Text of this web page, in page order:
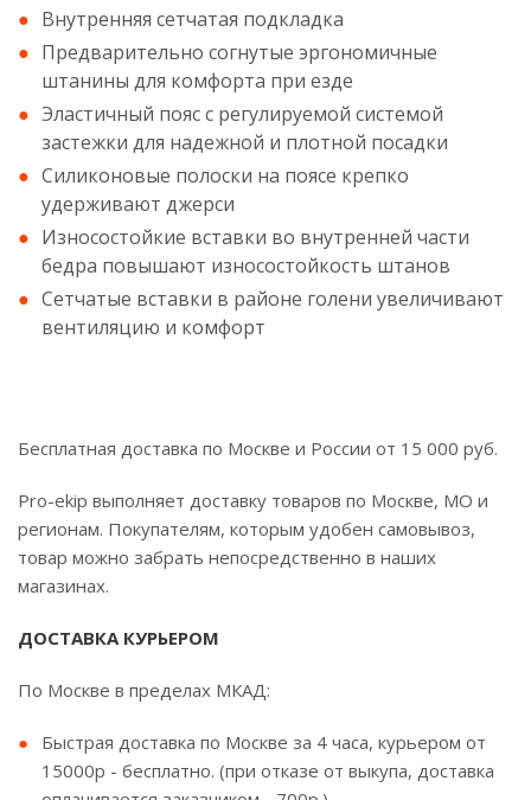
Внутренняя сетчатая подкладка
Предварительно согнутые эргономичные
штанины для комфорта при езде
Эластичный пояс с регулируемой системой
застежки для надежной и плотной посадки
Силиконовые полоски на поясе крепко
удерживают джерси
Износостойкие вставки во внутренней части
бедра повышают износостойкость штанов
Сетчатые вставки в районе голени увеличивают
вентиляцию и комфорт
Бесплатная доставка по Москве и России от 15 000 руб.
Pro-ekip выполняет доставку товаров по Москве, МО и
регионам. Покупателям, которым удобен самовывоз,
товар можно забрать непосредственно в наших
магазинах.
ДОСТАВКА КУРЬЕРОМ
По Москве в пределах МКАД:
Быстрая доставка по Москве за 4 часа, курьером от
15000р - бесплатно. (при отказе от выкупа, доставка